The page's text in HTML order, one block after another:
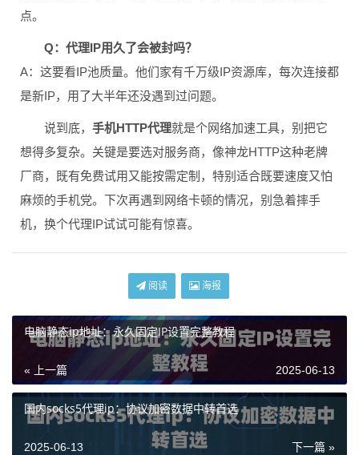
点。
Q：代理IP用久了会被封吗？
A：这要看IP池质量。他们家有千万级IP资源库，每次连接都
是新IP，用了大半年还没遇到过问题。
说到底， 手机HTTP代理就是个网络加速工具，别把它
想得多复杂。关键是要选对服务商，像神龙HTTP这种老牌
厂商，既有免费试用又能按需定制，特别适合既要速度又怕
麻烦的手机党。下次再遇到网络卡顿的情况，别急着摔手
机，换个代理IP试试可能有惊喜。
阅读 海报
电脑静态ip地址：永久固定IP设置完整教程
« 上一篇 2025-06-13
国内socks5代理ip：协议加密数据中转首选
下一篇 »
2025-06-13